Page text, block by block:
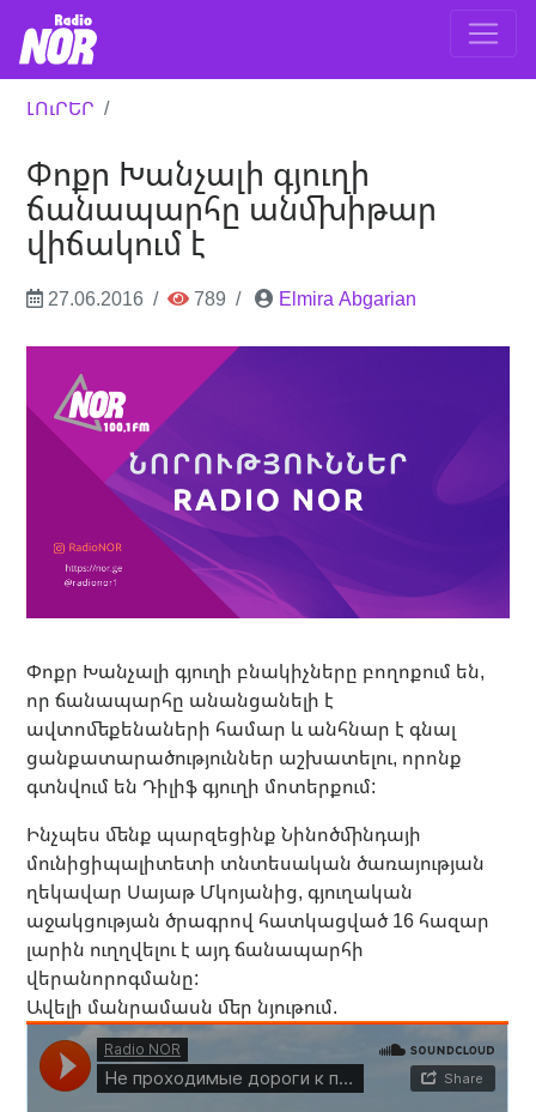
ԼՈւՐԵՐ
Փոքր Խանչալի գյուղի
ճանապարհը անմխիթար
վիճակում է
27.06.2016 789 Elmira Abgarian
Փոքր Խանչալի գյուղի բնակիչները բողոքում են,
որ ճանապարհը անանցանելի է
ավտոմեքենաների համար և անհնար է գնալ
ցանքատարածություններ աշխատելու, որոնք
գտնվում են Դիլիֆ գյուղի մոտերքում:
Ինչպես մենք պարզեցինք Նինոծմինդայի
մունիցիպալիտետի տնտեսական ծառայության
ղեկավար Սայաթ Մկոյանից, գյուղական
աջակցության ծրագրով հատկացված 16 հազար
լարին ուղղվելու է այդ ճանապարհի
վերանորոգմանը:
Ավելի մանրամասն մեր նյութում.